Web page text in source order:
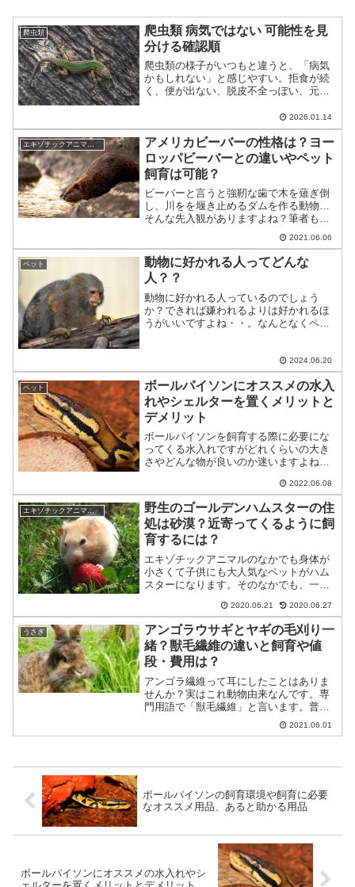
爬虫類
爬虫類 病気ではない 可能性を見
分ける確認順
爬虫類の様子がいつもと違うと、「病気
かもしれない」と感じやすい。拒食が続
く、便が出ない、脱皮不全っぽい、元気
ずうろつく、口周りが汚れて見える──こ
うした変化は確かに不安になりやすいサ
イン。ただ、爬虫類は犬...
2026.01.14
エキゾチックアニマル(小動物)
アメリカビーバーの性格は？ヨー
ロッパビーバーとの違いやペット
飼育は可能？
ビーバーと言うと強靭な歯で木を薙ぎ倒
し、川をを堰き止めるダムを作る動物…
そんな先入観がありますよね？筆者も同
じでしたが、調べるにつれ実に「賢い」
ライフスタイルを持っていると感心しま
した。では、表題のアメリカビーバーを
主役にし、ビーバーの数々...
2021.06.06
ペット
動物に好かれる人ってどんな
人？？
動物に好かれる人っているのでしょう
か？できれば嫌われるよりは好かれるほ
うがいいですよね・・。なんとなくペッ
いうイメージを持っている方もいるかも
しれませんね。今回は、動物...
2024.06.20
ペット
ボールパイソンにオススメの水入
れやシェルターを置くメリットと
デメリット
ボールパイソンを飼育する際に必要にな
ってくる水入れですがどれくらいの大き
さやどんな物が良いのか迷いますよね。
を使用する飼育者や使用しない飼育者が
います。シェルターの必要性や置くメリ
ットやデメリットをお話し...
2022.06.08
エキゾチックアニマル(小動物)
野生のゴールデンハムスターの住
処は砂漠？近寄ってくるように飼
育するには？
エキゾチックアニマルのなかでも身体が
小さくて子供にも大人気なペットがハム
スターになります。そのなかでも、一番
ります。大きい耳や目に、個体別に違う
模様も魅力的ですよね！可愛らしい姿を
していますが、実は！野生...
2020.06.21 2020.06.27
うさぎ
アンゴラウサギとヤギの毛刈り一
緒？獣毛繊維の違いと飼育や値
段・費用は？
アンゴラ繊維って耳にしたことはありま
せんか？実はこれ動物由来なんです。専
門用語で「獣毛繊維」と言います。普段
何気なく着ている服にも貢献してくれる
動物たち。彼らの毛刈り方法やその繊維
2021.06.01
ボールパイソンの飼育環境や飼育に必要
なオススメ用品、あると助かる用品
ボールパイソンにオススメの水入れやシ